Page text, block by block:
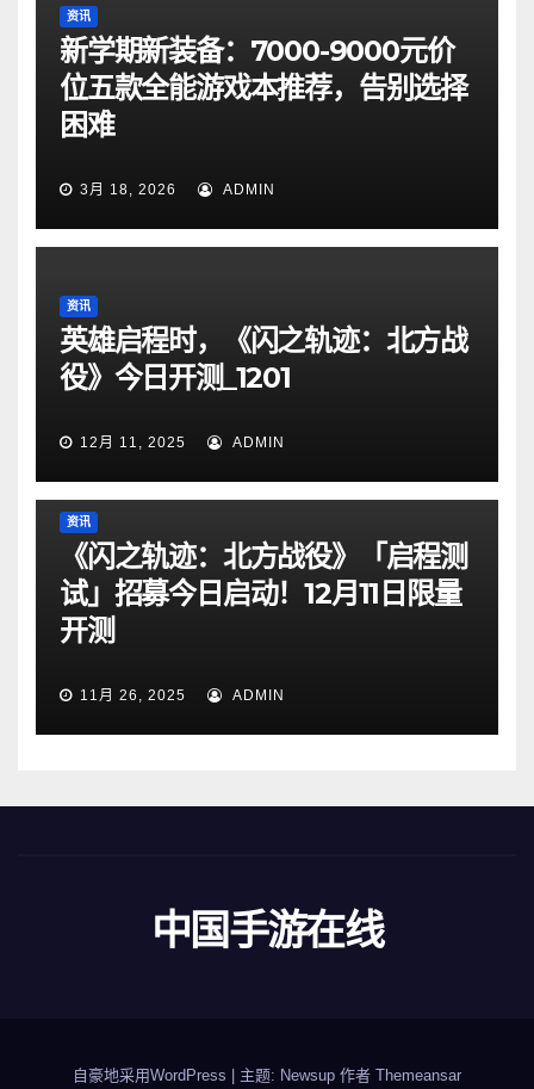
资讯
新学期新装备：7000-9000元价
位五款全能游戏本推荐，告别选择
困难
3月 18, 2026 ADMIN
资讯
英雄启程时，《闪之轨迹：北方战
役》今日开测_1201
12月 11, 2025 ADMIN
资讯
《闪之轨迹：北方战役》「启程测
试」招募今日启动！12月11日限量
开测
11月 26, 2025 ADMIN
中国手游在线
自豪地采用WordPress 主题: Newsup 作者 Themeansar